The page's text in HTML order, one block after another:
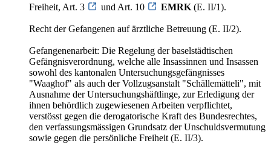
Freiheit, Art. 3
und Art. 10 EMRK (E. II/1).
Recht der Gefangenen auf ärztliche Betreuung (E. II/2).
Gefangenenarbeit: Die Regelung der baselstädtischen
Gefängnisverordnung, welche alle Insassinnen und Insassen
sowohl des kantonalen Untersuchungsgefängnisses
"Waaghof" als auch der Vollzugsanstalt "Schällemätteli", mit
Ausnahme der Untersuchungshäftlinge, zur Erledigung der
ihnen behördlich zugewiesenen Arbeiten verpflichtet,
verstösst gegen die derogatorische Kraft des Bundesrechtes,
den verfassungsmässigen Grundsatz der Unschuldsvermutung
sowie gegen die persönliche Freiheit (E. II/3).